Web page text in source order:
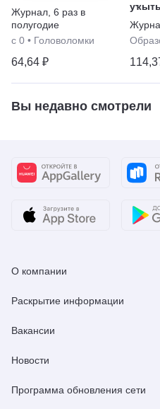
Журнал 6 раз в
полугодие
с 0 • Головоломки
64,64 ₽
Вы недавно смотрели
О компании
Раскрытие информации
Вакансии
Новости
Программа обновления сети